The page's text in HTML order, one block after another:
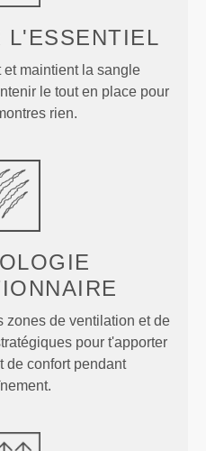
L'ESSENTIEL
et maintient la sangle
le tout en place pour
rien.
zones de ventilation et de
pour t'apporter
de confort pendant